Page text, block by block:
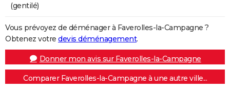
(gentilé)
Vous prévoyez de déménager à Faverolles-la-Campagne ?
Obtenez votre devis déménagement.
Donner mon avis sur Faverolles-la-Campagne
Comparer Faverolles-la-Campagne à une autre ville...